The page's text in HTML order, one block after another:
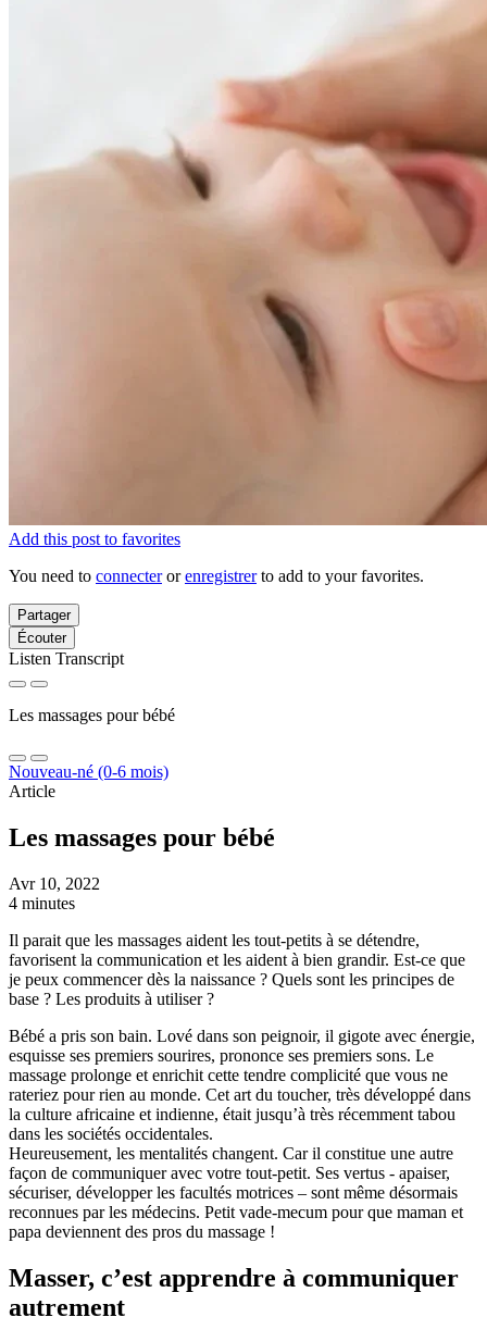
Add this post to favorites
You need to connecterorenregistrerto add to your favorites.
Partager
Écouter
Listen Transcript
Les massages pour bébé
Nouveau-né (0-6 mois)
Article
Les massages pour bébé
Avr 10, 2022
4 minutes
Il parait que les massages aident les tout-petits à se détendre,
favorisent la communication et les aident à bien grandir. Est-ce que
je peux commencer dès la naissance ? Quels sont les principes de
base ? Les produits à utiliser ?
Bébé a pris son bain. Lové dans son peignoir, il gigote avec énergie,
esquisse ses premiers sourires, prononce ses premiers sons. Le
massage prolonge et enrichit cette tendre complicité que vous ne
rateriez pour rien au monde. Cet art du toucher, très développé dans
la culture africaine et indienne, était jusqu’à très récemment tabou
dans les sociétés occidentales.
Heureusement, les mentalités changent. Car il constitue une autre
façon de communiquer avec votre tout-petit. Ses vertus - apaiser,
sécuriser, développer les facultés motrices – sont même désormais
reconnues par les médecins. Petit vade-mecum pour que maman et
papa deviennent des pros du massage !
Masser, c’est apprendre à communiquer
autrement